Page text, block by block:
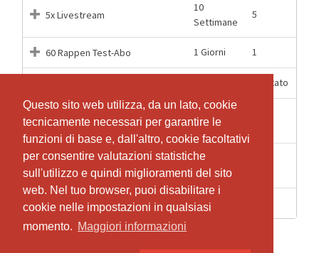
Questo sito web utilizza, da un lato, cookie
tecnicamente necessari per garantire le
funzioni di base e, dall'altro, cookie facoltativi
per consentire valutazioni statistiche
sull'utilizzo e quindi miglioramenti del sito
web. Nel tuo browser, puoi disabilitare i
cookie nelle impostazioni in qualsiasi
momento. Maggiori informazioni
5x Livestream
10
Settimane
5
60 Rappen Test-Abo 1 Giorni 1
Illimitato
Good Evening Yoga
10
Settimane
Probetraining
10
Settimane
Yoga Einzeleintritt 1 Giorni